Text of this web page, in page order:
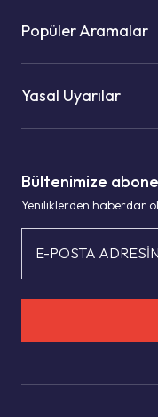
Bültenimize
Yeniliklerden haberdar
E-POSTA
Popüler Aramalar
Yasal Uyarılar